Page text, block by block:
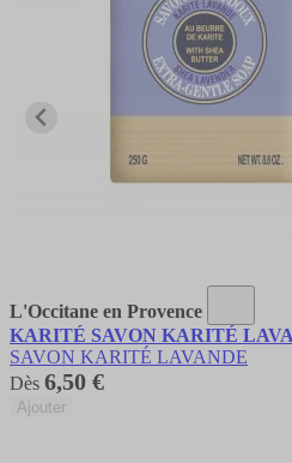
L'Occitane en Provence
KARITÉ SAVON KARITÉ
SAVON KARITÉ LAVANDE
Dès 6,50 €
Ajouter